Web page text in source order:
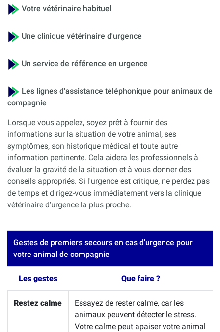
Votre vétérinaire habituel
Une clinique vétérinaire d'urgence
Un service de référence en urgence
Les lignes d'assistance téléphonique pour animaux de
compagnie
Lorsque vous appelez, soyez prêt à fournir des
informations sur la situation de votre animal, ses
symptômes, son historique médical et toute autre
information pertinente. Cela aidera les professionnels à
évaluer la gravité de la situation et à vous donner des
conseils appropriés. Si l'urgence est critique, ne perdez pas
de temps et dirigez-vous immédiatement vers la clinique
vétérinaire d'urgence la plus proche.
Gestes de premiers secours en cas d'urgence pour
votre animal de compagnie
Les gestes Que faire ?
Restez calme
Essayez de rester calme, car les
animaux peuvent détecter le stress.
Votre calme peut apaiser votre animal